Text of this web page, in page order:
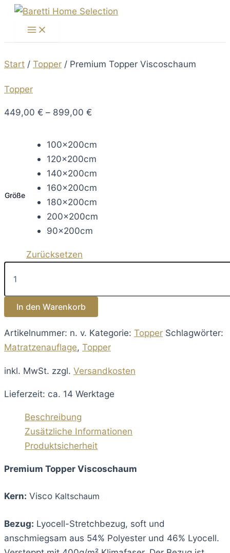
Zum
Main
Start / Topper / Premium Topper Viscoschaum
Topper
449,00 € – 899,00 €
Größe
100x200cm
120x200cm
140x200cm
160x200cm
180x200cm
200x200cm
90x200cm
Zurücksetzen
Premium
Topper
Menge
In den Warenkorb
Artikelnummer: n. v. Kategorie: Topper Schlagwörter:
Matratzenauflage, Topper
inkl. MwSt. zzgl. Versandkosten
Lieferzeit: ca. 14 Werktage
Beschreibung
Zusätzliche Informationen
Produktsicherheit
Premium Topper Viscoschaum
Kern: Visco Kaltschaum
Bezug: Lyocell-Stretchbezug, soft und
anschmiegsam aus 54% Polyester und 46% Lyocell.